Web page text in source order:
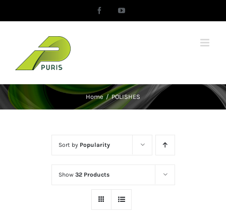
to
FacebookYouTube
Home / POLISHES
Sort by Popularity
Show 32 Products